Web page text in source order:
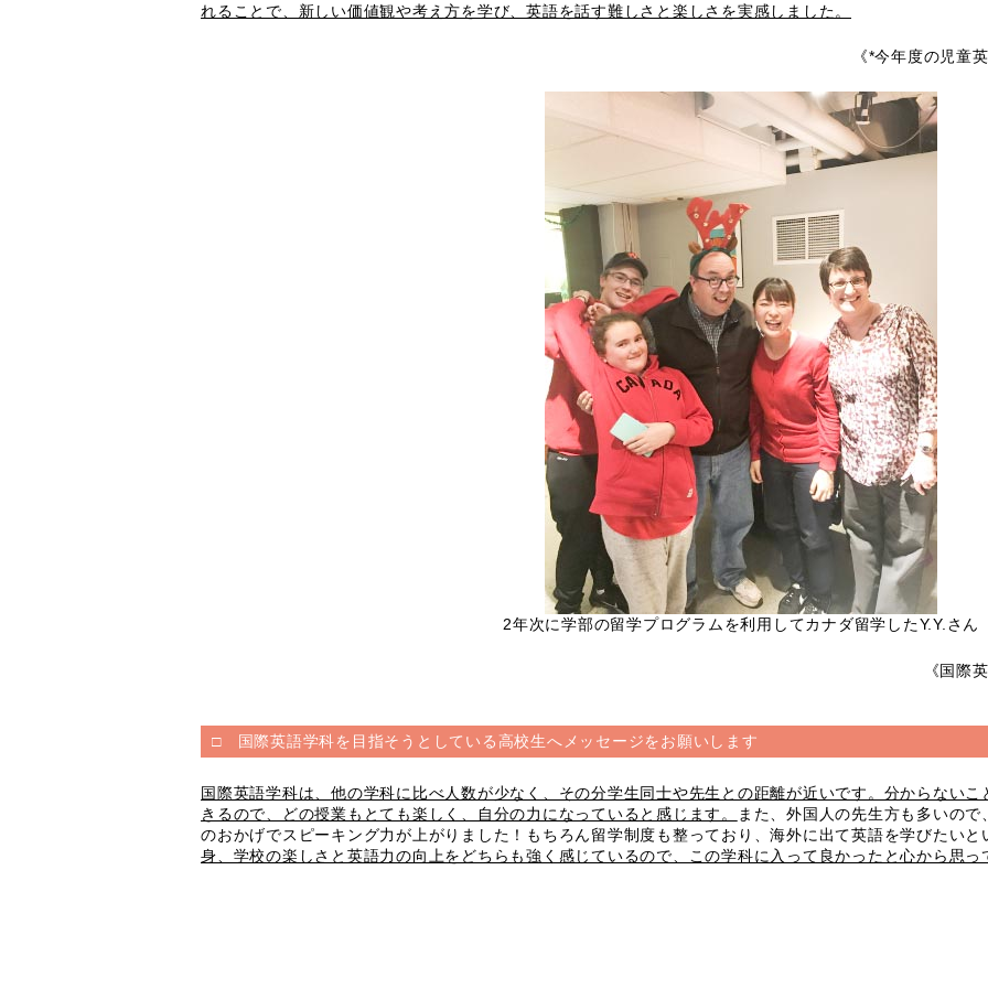
れることで、新しい価値観や考え方を学び、英語を話す難しさと楽しさを実感しました。
《*今年度の児童
2年次に学部の留学プログラムを利用してカナダ留学したY.Y.さん
《国際
□ 国際英語学科を目指そうとしている高校生へメッセージをお願いします
国際英語学科は、他の学科に比べ人数が少なく、その分学生同士や先生との距離が近いです。分からない
きるので、どの授業もとても楽しく、自分の力になっていると感じます。
また、外国人の先生方も多いの
のおかげでスピーキング力が上がりました！もちろん留学制度も整っており、海外に出て英語を学びたい
身、学校の楽しさと英語力の向上をどちらも強く感じているので、この学科に入って良かったと心から思っ